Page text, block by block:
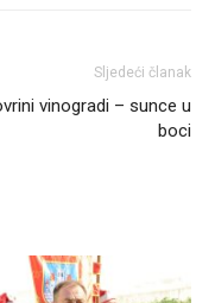
Sljedeći članak
vinogradi – sunce u
boci